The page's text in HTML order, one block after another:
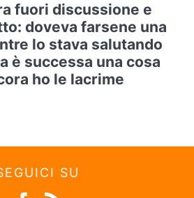
fuori discussione e
doveva farsene una
lo stava salutando
è successa una cosa
ho le lacrime
SU